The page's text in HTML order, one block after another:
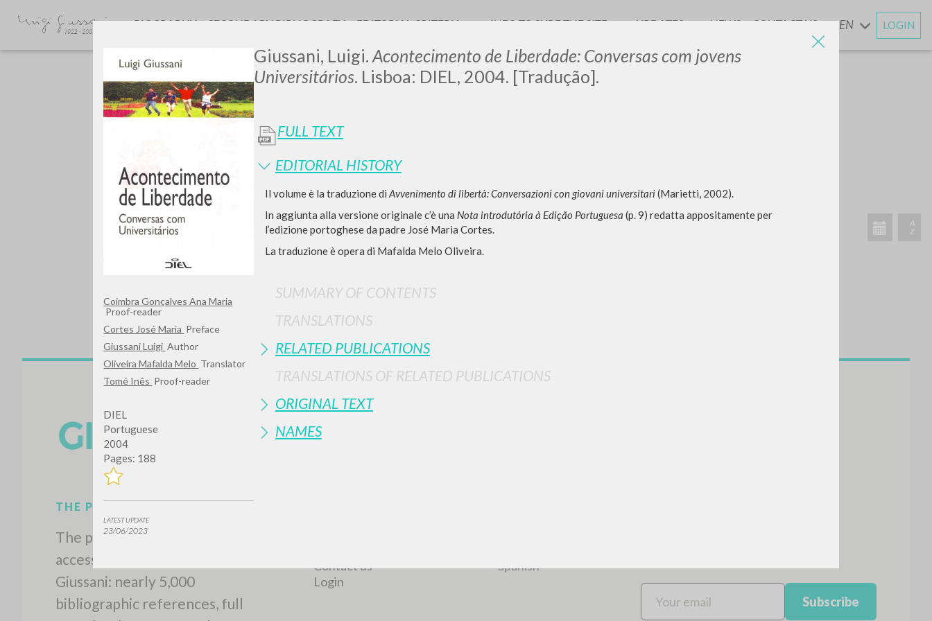
Coimbra Gonçalves Ana Maria
Proof-reader
Cortes José Maria Preface
Giussani Luigi Author
Oliveira Mafalda Melo Translator
Tomé Inês Proof-reader
DIEL
Portuguese
2004
Pages: 188
LATEST UPDATE
23/06/2023
Giussani, Luigi. Acontecimento de Liberdade: Conversas com jovens
Universitários. Lisboa: DIEL, 2004. [Tradução].
FULL TEXT
EDITORIAL HISTORY
Il volume è la traduzione di Avvenimento di libertà: Conversazioni con giovani universitari(Marietti, 2002).
In aggiunta alla versione originale c’è una Nota introdutória à Edição Portuguesa (p. 9) redatta appositamente per
l’edizione portoghese da padre José Maria Cortes.
La traduzione è opera di Mafalda Melo Oliveira.
SUMMARY OF CONTENTS
TRANSLATIONS
RELATED PUBLICATIONS
TRANSLATIONS OF RELATED PUBLICATIONS
ORIGINAL TEXT
NAMES
BIOGRAPHY SECONDARY BIBLIOGRAFY EDITORIAL CRITERIA INFO TO SURF THE SITE UPDATESANDNEWS CONTACT US EN LOGIN
Do you want even more precise results? Use the
RESULTS FOUND
TYPE OF WORK
MORE RESULTS
THE PROJECT
The portal collects and gives
BROWSE LANGUAGE
Get updates on new releases,